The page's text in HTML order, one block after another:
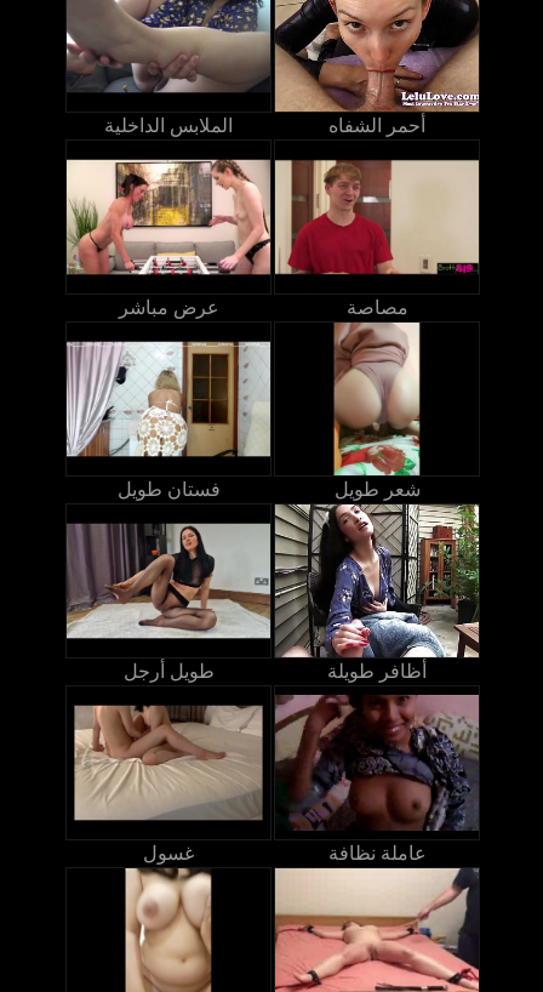
الملابس الداخلية أحمر الشفاه
عرض مباشر مصاصة
فستان طويل شعر طويل
طويل أرجل أظافر طويلة
غسول عاملة نظافة